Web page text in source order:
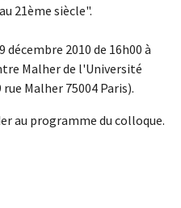
21ème siècle".
2010 de 16h00 à
Malher de l'Université
Malher 75004 Paris).
au programme du colloque.